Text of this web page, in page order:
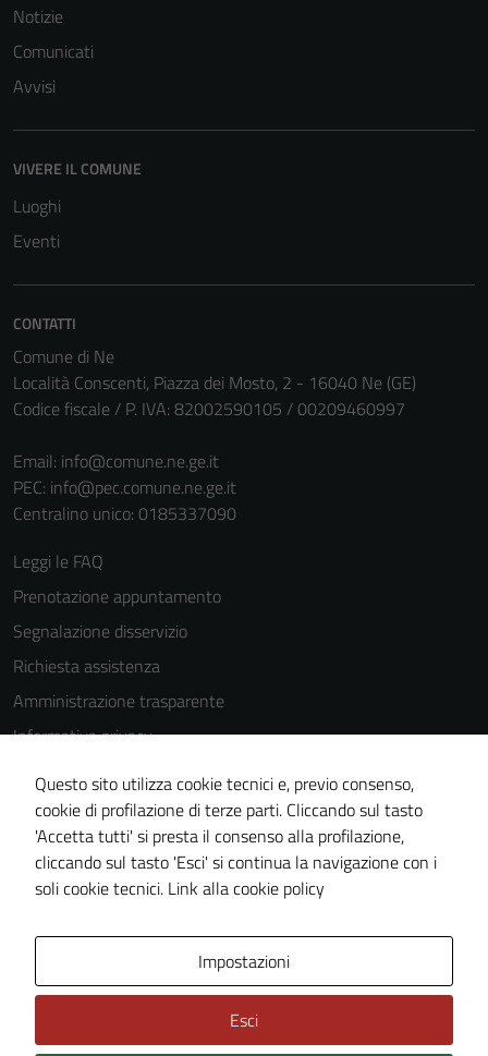
Notizie
Comunicati
Avvisi
VIVERE IL COMUNE
Luoghi
Eventi
CONTATTI
Comune di Ne
Località Conscenti, Piazza dei Mosto, 2 - 16040 Ne (GE)
Codice fiscale / P. IVA: 82002590105 / 00209460997
Email: info@comune.ne.ge.it
PEC: info@pec.comune.ne.ge.it
Centralino unico: 0185337090
Leggi le FAQ
Prenotazione appuntamento
Segnalazione disservizio
Richiesta assistenza
Amministrazione trasparente
Informativa privacy
Cookie Policy
Note legali
Dichiarazione di accessibilità
Piano di miglioramento del sito
Questo sito utilizza cookie tecnici e, previo consenso,
cookie di profilazione di terze parti. Cliccando sul tasto
'Accetta tutti' si presta il consenso alla profilazione,
cliccando sul tasto 'Esci' si continua la navigazione con i
soli cookie tecnici. Link alla cookie policy
Impostazioni
Esci
Tecnici
Questi cookie